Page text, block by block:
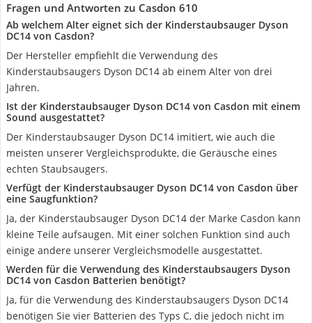
Fragen und Antworten zu Casdon 610
Ab welchem Alter eignet sich der Kinderstaubsauger Dyson
DC14 von Casdon?
Der Hersteller empfiehlt die Verwendung des
Kinderstaubsaugers Dyson DC14 ab einem Alter von drei
Jahren.
Ist der Kinderstaubsauger Dyson DC14 von Casdon mit einem
Sound ausgestattet?
Der Kinderstaubsauger Dyson DC14 imitiert, wie auch die
meisten unserer Vergleichsprodukte, die Geräusche eines
echten Staubsaugers.
Verfügt der Kinderstaubsauger Dyson DC14 von Casdon über
eine Saugfunktion?
Ja, der Kinderstaubsauger Dyson DC14 der Marke Casdon kann
kleine Teile aufsaugen. Mit einer solchen Funktion sind auch
einige andere unserer Vergleichsmodelle ausgestattet.
Werden für die Verwendung des Kinderstaubsaugers Dyson
DC14 von Casdon Batterien benötigt?
Ja, für die Verwendung des Kinderstaubsaugers Dyson DC14
benötigen Sie vier Batterien des Typs C, die jedoch nicht im